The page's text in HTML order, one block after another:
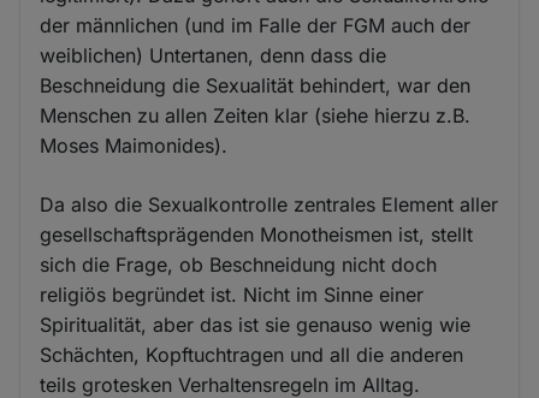
der männlichen (und im Falle der FGM auch der
weiblichen) Untertanen, denn dass die
Beschneidung die Sexualität behindert, war den
Menschen zu allen Zeiten klar (siehe hierzu z.B.
Moses Maimonides).
Da also die Sexualkontrolle zentrales Element aller
gesellschaftsprägenden Monotheismen ist, stellt
sich die Frage, ob Beschneidung nicht doch
religiös begründet ist. Nicht im Sinne einer
Spiritualität, aber das ist sie genauso wenig wie
Schächten, Kopftuchtragen und all die anderen
teils grotesken Verhaltensregeln im Alltag.